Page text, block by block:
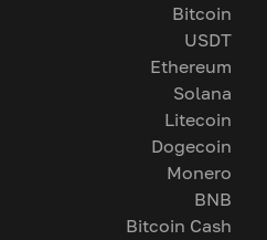
Bitcoin
USDT
Ethereum
Solana
Litecoin
Dogecoin
Monero
BNB
Bitcoin Cash